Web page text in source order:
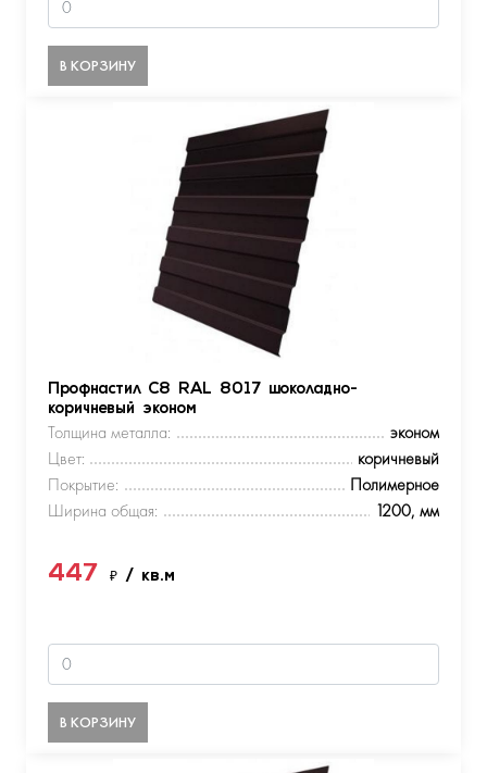
В КОРЗИНУ
Профнастил С8 RAL 8017 шоколадно-
коричневый эконом
Толщина металла:
эконом
Цвет:
коричневый
Покрытие:
Полимерное
Ширина общая:
1200, мм
447 ₽ / кв.м
В КОРЗИНУ